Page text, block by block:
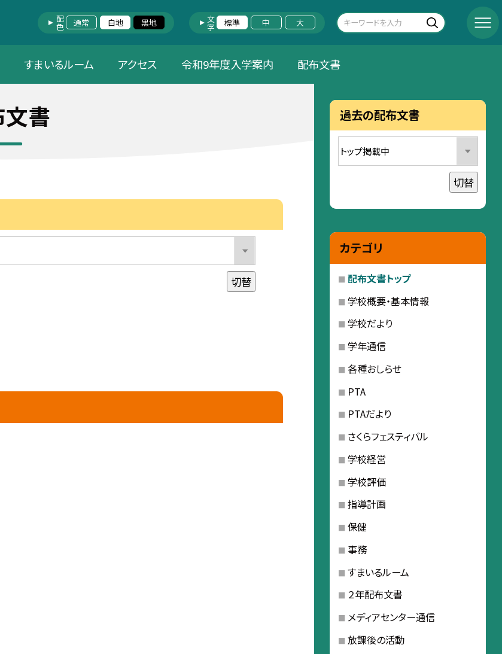
配色 通常 白地 黒地 文字 標準 中 大
すまいるルーム アクセス 令和9年度入学案内 配布文書
書
切替
過去の配布文書
切替
カテゴリ
配布文書トップ
学校概要・基本情報
学校だより
学年通信
各種おしらせ
PTA
PTAだより
さくらフェスティバル
学校経営
学校評価
指導計画
保健
事務
すまいるルーム
２年配布文書
メディアセンター通信
放課後の活動